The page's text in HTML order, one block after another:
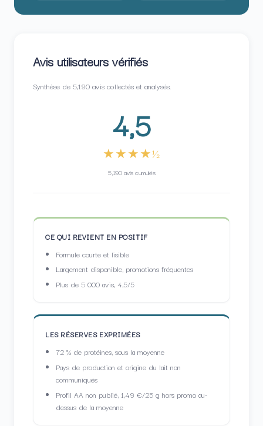
Avis utilisateurs vérifiés
Synthèse de 5,190 avis collectés et analysés.
4,5
★★★★½
5,190 avis cumulés
CE QUI REVIENT EN POSITIF
Formule courte et lisible
Largement disponible, promotions fréquentes
Plus de 5 000 avis, 4,5/5
LES RÉSERVES EXPRIMÉES
72 % de protéines, sous la moyenne
Pays de production et origine du lait non
communiqués
Profil AA non publié, 1,49 €/25 g hors promo au-
dessus de la moyenne